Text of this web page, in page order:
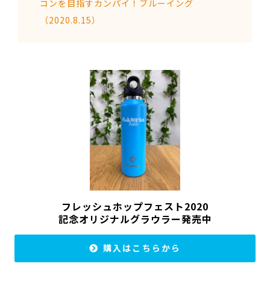
コンを目指すカンパイ！ブルーイング
（2020.8.15）
フレッシュホップフェスト2020
記念オリジナルグラウラー発売中
購入はこちらから